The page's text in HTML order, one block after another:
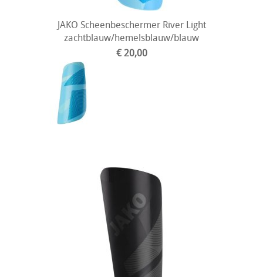
JAKO Scheenbeschermer River Light
zachtblauw/hemelsblauw/blauw
€ 20,00